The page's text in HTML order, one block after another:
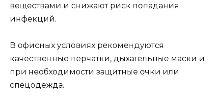
веществами и снижают риск попадания
инфекций.
В офисных условиях рекомендуются
качественные перчатки, дыхательные маски и
при необходимости защитные очки или
спецодежда.